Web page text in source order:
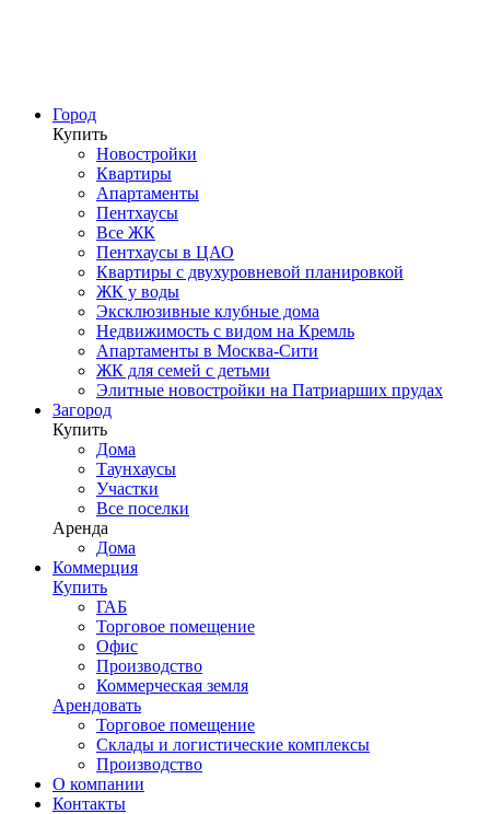
Город
Купить
Новостройки
Квартиры
Апартаменты
Пентхаусы
Все ЖК
Пентхаусы в ЦАО
Квартиры с двухуровневой планировкой
ЖК у воды
Эксклюзивные клубные дома
Недвижимость с видом на Кремль
Апартаменты в Москва-Сити
ЖК для семей с детьми
Элитные новостройки на Патриарших прудах
Загород
Купить
Дома
Таунхаусы
Участки
Все поселки
Аренда
Дома
Коммерция
Купить
ГАБ
Торговое помещение
Офис
Производство
Коммерческая земля
Арендовать
Торговое помещение
Склады и логистические комплексы
Производство
О компании
Контакты